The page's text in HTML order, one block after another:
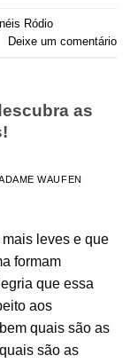
Ródio
Deixe um comentário
as
WAUFEN
leves e que
formam
que essa
aos
quais são as
são as